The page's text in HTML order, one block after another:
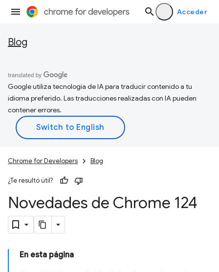
Acceder
Blog
Google utiliza tecnología de IA para traducir contenido a tu
idioma preferido. Las traducciones realizadas con IA pueden
contener errores.
Chrome for Developers Blog
¿Te resultó útil?
Novedades de Chrome 124
En esta página